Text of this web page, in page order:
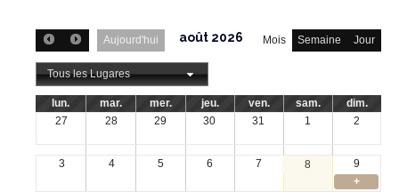
Aujourd'hui Mois Semaine Jour
août 2026
Tous les Lugares
lun. mar. mer. jeu. ven. sam.
dim.
27
28 29 30 31 1 2
3 4 5 6 7 8
9
+